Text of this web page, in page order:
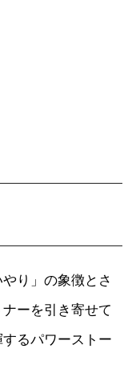
り」の象徴とさ
ーを引き寄せて
るパワーストー